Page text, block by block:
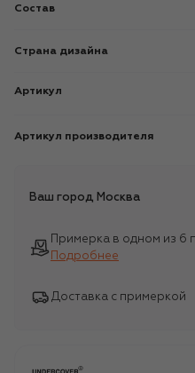
Состав
Страна дизайна
Артикул
Артикул производителя
Ваш город Москва
Примерка в одном из 6
Подробнее
Доставка с примеркой